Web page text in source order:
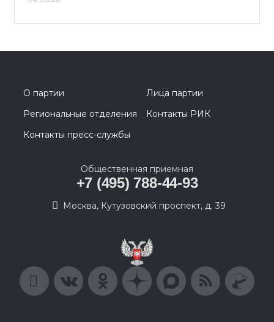
О партии
Лица партии
Региональные отделения
Контакты РИК
Контакты пресс-службы
Общественная приемная
+7 (495) 788-44-93
Москва, Кутузовский проспект, д. 39